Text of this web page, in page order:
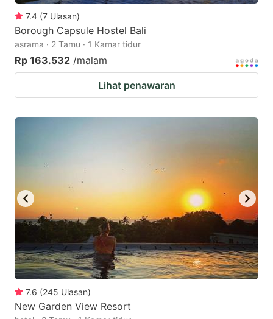
7.4 (7 Ulasan)
Borough Capsule Hostel Bali
asrama · 2 Tamu · 1 Kamar tidur
Rp 163.532 /malam
Lihat penawaran
7.6 (245 Ulasan)
New Garden View Resort